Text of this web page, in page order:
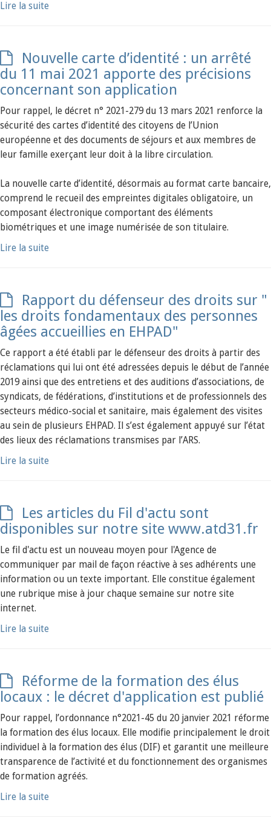
Lire la suite
Nouvelle carte d’identité : un arrêté
du 11 mai 2021 apporte des précisions
concernant son application
Pour rappel, le décret n° 2021-279 du 13 mars 2021 renforce la
sécurité des cartes d’identité des citoyens de l’Union
européenne et des documents de séjours et aux membres de
leur famille exerçant leur doit à la libre circulation.
La nouvelle carte d’identité, désormais au format carte bancaire,
comprend le recueil des empreintes digitales obligatoire, un
composant électronique comportant des éléments
biométriques et une image numérisée de son titulaire.
Lire la suite
Rapport du défenseur des droits sur "
les droits fondamentaux des personnes
âgées accueillies en EHPAD"
Ce rapport a été établi par le défenseur des droits à partir des
réclamations qui lui ont été adressées depuis le début de l’année
2019 ainsi que des entretiens et des auditions d’associations, de
syndicats, de fédérations, d’institutions et de professionnels des
secteurs médico-social et sanitaire, mais également des visites
au sein de plusieurs EHPAD. Il s’est également appuyé sur l’état
des lieux des réclamations transmises par l’ARS.
Lire la suite
Les articles du Fil d'actu sont
disponibles sur notre site www.atd31.fr
Le fil d'actu est un nouveau moyen pour l'Agence de
communiquer par mail de façon réactive à ses adhérents une
information ou un texte important. Elle constitue également
une rubrique mise à jour chaque semaine sur notre site
internet.
Lire la suite
Réforme de la formation des élus
locaux : le décret d'application est publié
Pour rappel, l’ordonnance n°2021-45 du 20 janvier 2021 réforme
la formation des élus locaux. Elle modifie principalement le droit
individuel à la formation des élus (DIF) et garantit une meilleure
transparence de l’activité et du fonctionnement des organismes
de formation agréés.
Lire la suite